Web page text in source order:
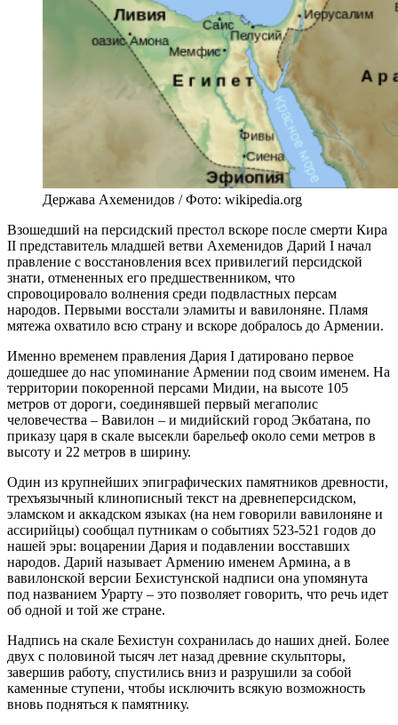
Держава Ахеменидов / Фото: wikipedia.org
Взошедший на персидский престол вскоре после смерти Кира
II представитель младшей ветви Ахеменидов Дарий I начал
правление с восстановления всех привилегий персидской
знати, отмененных его предшественником, что
спровоцировало волнения среди подвластных персам
народов. Первыми восстали эламиты и вавилоняне. Пламя
мятежа охватило всю страну и вскоре добралось до Армении.
Именно временем правления Дария I датировано первое
дошедшее до нас упоминание Армении под своим именем. На
территории покоренной персами Мидии, на высоте 105
метров от дороги, соединявшей первый мегаполис
человечества – Вавилон – и мидийский город Экбатана, по
приказу царя в скале высекли барельеф около семи метров в
высоту и 22 метров в ширину.
Один из крупнейших эпиграфических памятников древности,
трехъязычный клинописный текст на древнеперсидском,
эламском и аккадском языках (на нем говорили вавилоняне и
ассирийцы) сообщал путникам о событиях 523-521 годов до
нашей эры: воцарении Дария и подавлении восставших
народов. Дарий называет Армению именем Армина, а в
вавилонской версии Бехистунской надписи она упомянута
под названием Урарту – это позволяет говорить, что речь идет
об одной и той же стране.
Надпись на скале Бехистун сохранилась до наших дней. Более
двух с половиной тысяч лет назад древние скульпторы,
завершив работу, спустились вниз и разрушили за собой
каменные ступени, чтобы исключить всякую возможность
вновь подняться к памятнику.